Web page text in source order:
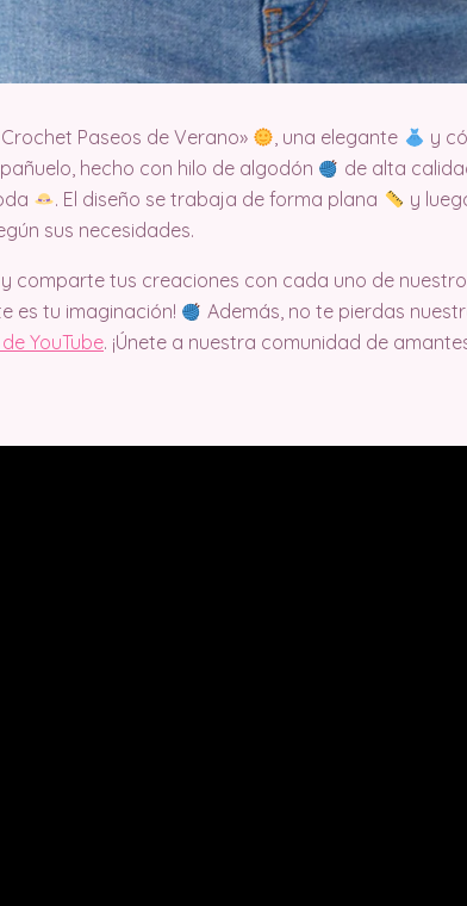
Paseos de Verano» , una elegante y
hecho con hilo de algodón
de alta
. El diseño se trabaja de forma plana y
sus necesidades.
y comparte tus creaciones con cada uno de
es tu imaginación!
Además, no te pierdas
YouTube. ¡Únete a nuestra comunidad de